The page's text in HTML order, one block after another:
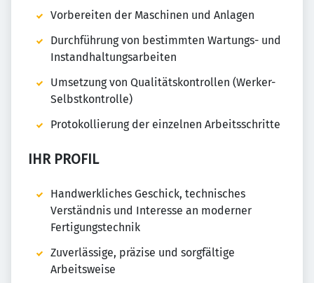
Vorbereiten der Maschinen und Anlagen
Durchführung von bestimmten Wartungs- und
Instandhaltungsarbeiten
Umsetzung von Qualitätskontrollen (Werker-
Selbstkontrolle)
Protokollierung der einzelnen Arbeitsschritte
IHR PROFIL
Handwerkliches Geschick, technisches
Verständnis und Interesse an moderner
Fertigungstechnik
Zuverlässige, präzise und sorgfältige
Arbeitsweise